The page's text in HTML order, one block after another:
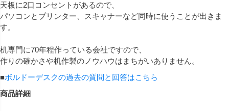
天板に2口コンセントがあるので、
パソコンとプリンター、スキャナーなど同時に使うことが出きま
す。
机専門に70年程作っている会社ですので、
作りの確かさや机作製のノウハウはまちがいありません。
■ボルドーデスクの過去の質問と回答はこちら
商品詳細